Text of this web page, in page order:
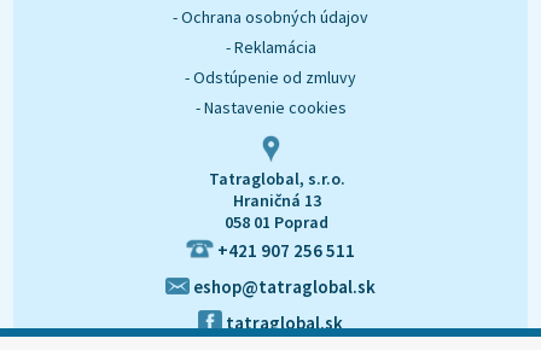
- Ochrana osobných údajov
- Reklamácia
- Odstúpenie od zmluvy
- Nastavenie cookies
Tatraglobal, s.r.o.
Hraničná 13
058 01 Poprad
+421 907 256 511
eshop@tatraglobal.sk
tatraglobal.sk